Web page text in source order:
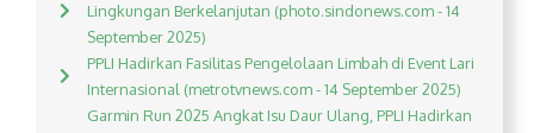
Lingkungan Berkelanjutan (photo.sindonews.com - 14
September 2025)
PPLI Hadirkan Fasilitas Pengelolaan Limbah di Event Lari
Internasional (metrotvnews.com - 14 September 2025)
Garmin Run 2025 Angkat Isu Daur Ulang, PPLI Hadirkan